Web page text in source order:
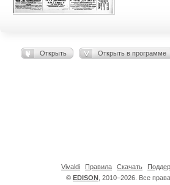
Открыть Открыть в программе
© EDISON , 2010–2026. Все
Vivaldi Правила Скачать